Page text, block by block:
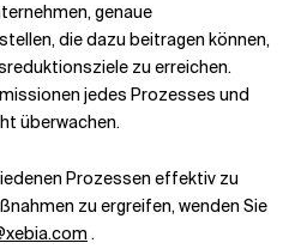
genaue
die dazu beitragen können,
zu erreichen.
jedes Prozesses und
überwachen.
Prozessen effektiv zu
zu ergreifen, wenden Sie
.